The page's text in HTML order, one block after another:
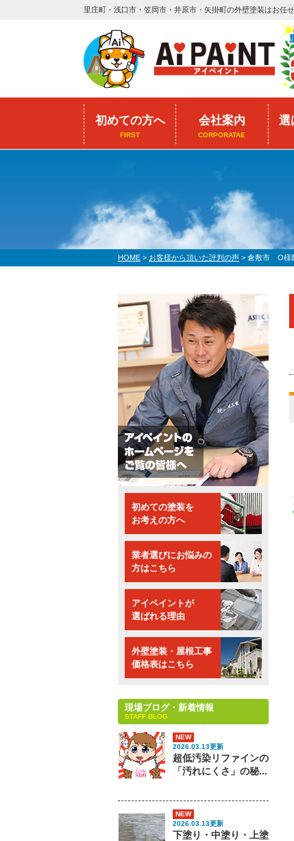
里庄町・浅口市・笠岡市・井原市・矢掛町の外壁塗装はお任
初めての方へ
FIRST
会社案内
CORPORATAE
選
HOME > お客様から頂いた評判の声 > 倉敷市 O様
初めての塗装を
お考えの方へ
業者選びにお悩みの
方はこちら
アイペイントが
選ばれる理由
外壁塗装・屋根工事
価格表はこちら
現場ブログ・新着情報
STAFF BLOG
NEW
2026.03.13更新
超低汚染リファインの
「汚れにくさ」の秘...
NEW
2026.03.13更新
下塗り・中塗り・上塗